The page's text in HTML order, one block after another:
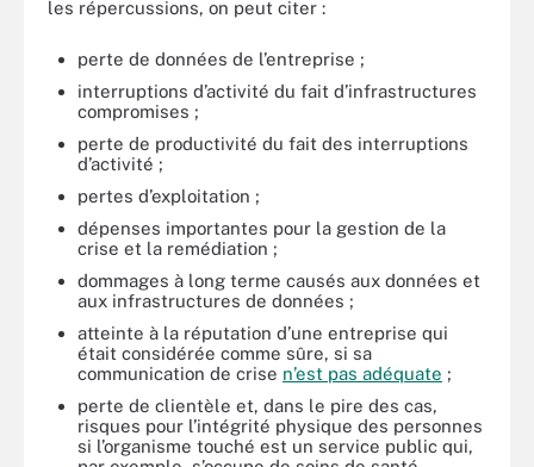
les répercussions, on peut citer :
perte de données de l’entreprise ;
interruptions d’activité du fait d’infrastructures
compromises ;
perte de productivité du fait des interruptions
d’activité ;
pertes d’exploitation ;
dépenses importantes pour la gestion de la
crise et la remédiation ;
dommages à long terme causés aux données et
aux infrastructures de données ;
atteinte à la réputation d’une entreprise qui
était considérée comme sûre, si sa
communication de crise n’est pas adéquate ;
perte de clientèle et, dans le pire des cas,
risques pour l’intégrité physique des personnes
si l’organisme touché est un service public qui,